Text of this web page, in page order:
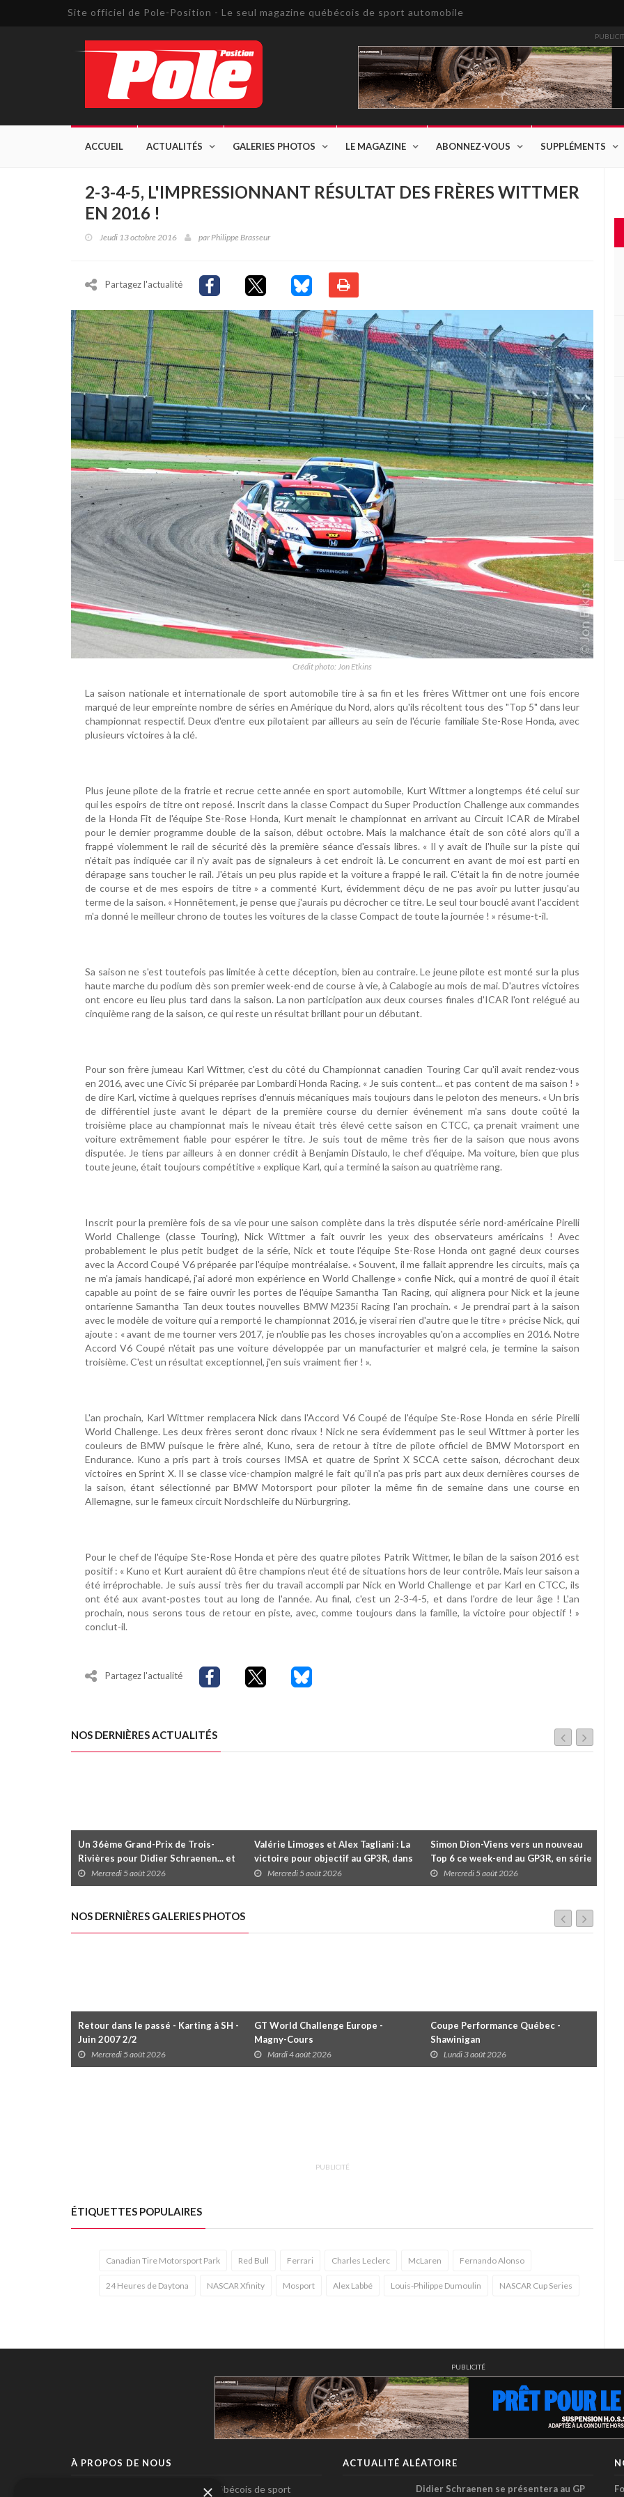
Site officiel de Pole-Position - Le seul magazine québécois de sport automobile
ACCUEIL ACTUALITÉS GALERIES PHOTOS LE MAGAZINE ABONNEZ-VOUS SUPPLÉMENTS
2-3-4-5, L'IMPRESSIONNANT RÉSULTAT DES FRÈRES WITTMER
EN 2016 !
Jeudi 13 octobre 2016 parPhilippe Brasseur
Partagez l'actualité
Crédit photo: Jon Etkins
La saison nationale et internationale de sport automobile tire à sa fin et les frères Wittmer ont une fois encore
marqué de leur empreinte nombre de séries en Amérique du Nord, alors qu'ils récoltent tous des "Top 5" dans leur
championnat respectif. Deux d'entre eux pilotaient par ailleurs au sein de l'écurie familiale Ste-Rose Honda, avec
plusieurs victoires à la clé.
Plus jeune pilote de la fratrie et recrue cette année en sport automobile, Kurt Wittmer a longtemps été celui sur
qui les espoirs de titre ont reposé. Inscrit dans la classe Compact du Super Production Challenge aux commandes
de la Honda Fit de l'équipe Ste-Rose Honda, Kurt menait le championnat en arrivant au Circuit ICAR de Mirabel
pour le dernier programme double de la saison, début octobre. Mais la malchance était de son côté alors qu'il a
frappé violemment le rail de sécurité dès la première séance d'essais libres. « Il y avait de l'huile sur la piste qui
n'était pas indiquée car il n'y avait pas de signaleurs à cet endroit là. Le concurrent en avant de moi est parti en
dérapage sans toucher le rail. J'étais un peu plus rapide et la voiture a frappé le rail. C'était la fin de notre journée
de course et de mes espoirs de titre » a commenté Kurt, évidemment déçu de ne pas avoir pu lutter jusqu'au
terme de la saison. « Honnêtement, je pense que j'aurais pu décrocher ce titre. Le seul tour bouclé avant l'accident
m'a donné le meilleur chrono de toutes les voitures de la classe Compact de toute la journée ! » résume-t-il.
Sa saison ne s'est toutefois pas limitée à cette déception, bien au contraire. Le jeune pilote est monté sur la plus
haute marche du podium dès son premier week-end de course à vie, à Calabogie au mois de mai. D'autres victoires
ont encore eu lieu plus tard dans la saison. La non participation aux deux courses finales d'ICAR l'ont relégué au
cinquième rang de la saison, ce qui reste un résultat brillant pour un débutant.
Pour son frère jumeau Karl Wittmer, c'est du côté du Championnat canadien Touring Car qu'il avait rendez-vous
en 2016, avec une Civic Si préparée par Lombardi Honda Racing. « Je suis content... et pas content de ma saison ! »
de dire Karl, victime à quelques reprises d'ennuis mécaniques mais toujours dans le peloton des meneurs. « Un bris
de différentiel juste avant le départ de la première course du dernier événement m'a sans doute coûté la
troisième place au championnat mais le niveau était très élevé cette saison en CTCC, ça prenait vraiment une
voiture extrêmement fiable pour espérer le titre. Je suis tout de même très fier de la saison que nous avons
disputée. Je tiens par ailleurs à en donner crédit à Benjamin Distaulo, le chef d'équipe. Ma voiture, bien que plus
toute jeune, était toujours compétitive » explique Karl, qui a terminé la saison au quatrième rang.
Inscrit pour la première fois de sa vie pour une saison complète dans la très disputée série nord-américaine Pirelli
World Challenge (classe Touring), Nick Wittmer a fait ouvrir les yeux des observateurs américains ! Avec
probablement le plus petit budget de la série, Nick et toute l'équipe Ste-Rose Honda ont gagné deux courses
avec la Accord Coupé V6 préparée par l'équipe montréalaise. « Souvent, il me fallait apprendre les circuits, mais ça
ne m'a jamais handicapé, j'ai adoré mon expérience en World Challenge » confie Nick, qui a montré de quoi il était
capable au point de se faire ouvrir les portes de l'équipe Samantha Tan Racing, qui alignera pour Nick et la jeune
ontarienne Samantha Tan deux toutes nouvelles BMW M235i Racing l'an prochain. « Je prendrai part à la saison
avec le modèle de voiture qui a remporté le championnat 2016, je viserai rien d'autre que le titre » précise Nick, qui
ajoute : « avant de me tourner vers 2017, je n'oublie pas les choses incroyables qu'on a accomplies en 2016. Notre
Accord V6 Coupé n'était pas une voiture développée par un manufacturier et malgré cela, je termine la saison
troisième. C'est un résultat exceptionnel, j'en suis vraiment fier ! ».
L'an prochain, Karl Wittmer remplacera Nick dans l'Accord V6 Coupé de l'équipe Ste-Rose Honda en série Pirelli
World Challenge. Les deux frères seront donc rivaux ! Nick ne sera évidemment pas le seul Wittmer à porter les
couleurs de BMW puisque le frère aîné, Kuno, sera de retour à titre de pilote officiel de BMW Motorsport en
Endurance. Kuno a pris part à trois courses IMSA et quatre de Sprint X SCCA cette saison, décrochant deux
victoires en Sprint X. Il se classe vice-champion malgré le fait qu'il n'a pas pris part aux deux dernières courses de
la saison, étant sélectionné par BMW Motorsport pour piloter la même fin de semaine dans une course en
Allemagne, sur le fameux circuit Nordschleife du Nürburgring.
Pour le chef de l'équipe Ste-Rose Honda et père des quatre pilotes Patrik Wittmer, le bilan de la saison 2016 est
positif : « Kuno et Kurt auraient dû être champions n'eut été de situations hors de leur contrôle. Mais leur saison a
été irréprochable. Je suis aussi très fier du travail accompli par Nick en World Challenge et par Karl en CTCC, ils
ont été aux avant-postes tout au long de l'année. Au final, c'est un 2-3-4-5, et dans l'ordre de leur âge ! L'an
prochain, nous serons tous de retour en piste, avec, comme toujours dans la famille, la victoire pour objectif ! »
conclut-il.
Partagez l'actualité
NOS DERNIÈRES ACTUALITÉS
Un 36ème Grand-Prix de Trois-
Rivières pour Didier Schraenen... et
une première en Challenge Canada
Mercredi 5 août 2026
Valérie Limoges et Alex Tagliani : La
victoire pour objectif au GP3R, dans
trois séries différentes
Mercredi 5 août 2026
Simon Dion-Viens vers un nouveau
Top 6 ce week-end au GP3R, en série
NASCAR Canada ?
Mercredi 5 août 2026
NOS DERNIÈRES GALERIES PHOTOS
Retour dans le passé - Karting à SH -
Juin 2007 2/2
Mercredi 5 août 2026
GT World Challenge Europe -
Magny-Cours
Mardi 4 août 2026
Coupe Performance Québec -
Shawinigan
Lundi 3 août 2026
PUBLICITÉ
ÉTIQUETTES POPULAIRES
Canadian Tire Motorsport Park Red Bull Ferrari Charles Leclerc McLaren Fernando Alonso
24 Heures de Daytona NASCAR Xfinity Mosport Alex Labbé Louis-Philippe Dumoulin NASCAR Cup Series
PUBLICITÉ
À PROPOS DE NOUS
Pole-Position, le seul magazine québécois de sport
ACTUALITÉ ALÉATOIRE
Didier Schraenen se présentera au GP
×